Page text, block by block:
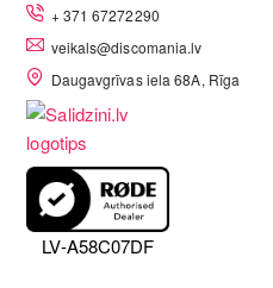
+ 371 67272290
veikals@discomania.lv
Daugavgrīvas iela 68A, Rīga
LV-A58C07DF